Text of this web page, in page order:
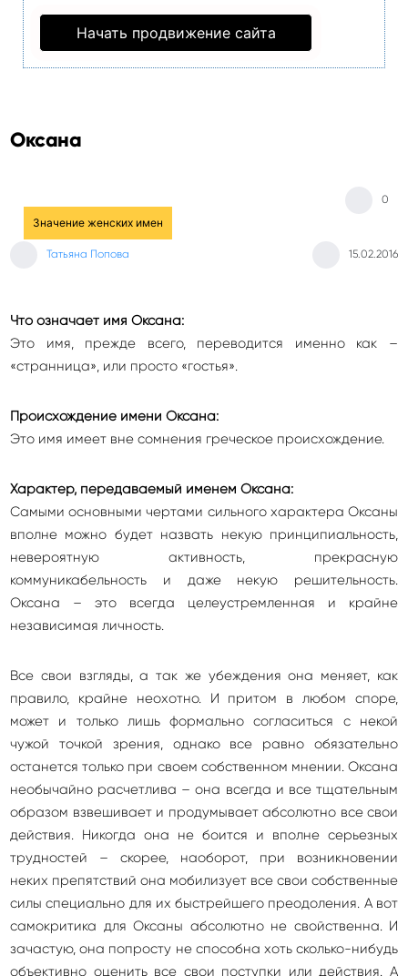
Начать продвижение сайта
Оксана
Значение женских имен
Татьяна Попова 15.02.2016
0
Что означает имя Оксана:
Это имя, прежде всего, переводится именно как –
«странница», или просто «гостья».
Происхождение имени Оксана:
Это имя имеет вне сомнения греческое происхождение.
Характер, передаваемый именем Оксана:
Самыми основными чертами сильного характера Оксаны
вполне можно будет назвать некую принципиальность,
невероятную активность, прекрасную
коммуникабельность и даже некую решительность.
Оксана – это всегда целеустремленная и крайне
независимая личность.
Все свои взгляды, а так же убеждения она меняет, как
правило, крайне неохотно. И притом в любом споре,
может и только лишь формально согласиться с некой
чужой точкой зрения, однако все равно обязательно
останется только при своем собственном мнении. Оксана
необычайно расчетлива – она всегда и все тщательным
образом взвешивает и продумывает абсолютно все свои
действия. Никогда она не боится и вполне серьезных
трудностей – скорее, наоборот, при возникновении
неких препятствий она мобилизует все свои собственные
силы специально для их быстрейшего преодоления. А вот
самокритика для Оксаны абсолютно не свойственна. И
зачастую, она попросту не способна хоть сколько-нибудь
объективно оценить все свои поступки или действия. А